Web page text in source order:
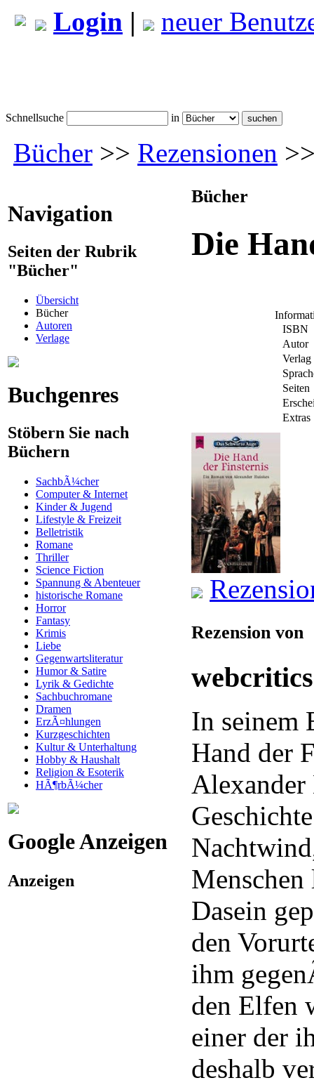
Login | neuer
Schnellsuche in
Bücher >> Rezensionen
Navigation
Seiten der Rubrik
"Bücher"
Übersicht
Bücher
Autoren
Verlage
Buchgenres
Stöbern Sie nach
Büchern
SachbÃ¼cher
Computer & Internet
Kinder & Jugend
Lifestyle & Freizeit
Belletristik
Romane
Thriller
Science Fiction
Spannung & Abenteuer
historische Romane
Horror
Fantasy
Krimis
Liebe
Gegenwartsliteratur
Humor & Satire
Lyrik & Gedichte
Sachbuchromane
Dramen
ErzÃ¤hlungen
Kurzgeschichten
Kultur & Unterhaltung
Hobby & Haushalt
Religion & Esoterik
HÃ¶rbÃ¼cher
Google Anzeigen
Anzeigen
Bücher
Die
ISBN
Autor
Verlag
Seiten
Extras
Rezension von
In seinem
Hand der
Alexander
Menschen
Dasein
den
ihm
den Elfen
einer der
deshalb